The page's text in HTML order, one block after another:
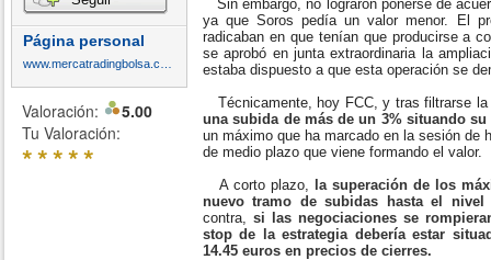
Página personal
Valoración:
5.00
Tu Valoración:
*****
Sin embargo, no lograron ponerse de
ya que Soros pedía un valor menor. El
radicaban en que tenían que producirse a
se aprobó en junta extraordinaria la
estaba dispuesto a que esta operación se
Técnicamente, hoy FCC, y tras filtrarse
una subida de más de un 3% situando
un máximo que ha marcado en la sesión de
de medio plazo que viene formando el valor.
A corto plazo,
la superación de los
nuevo tramo de subidas hasta el
contra, si las negociaciones se
stop de la estrategia debería estar
14.45 euros en precios de cierres.